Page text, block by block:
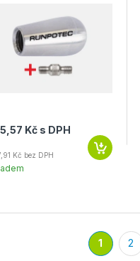
Kč s DPH
Kč bez DPH
1 2